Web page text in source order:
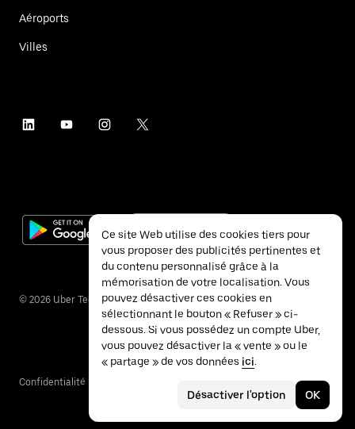
Aéroports
Villes
© 2026 Uber Technologies Inc.
Confidentialité
Ce site Web utilise des cookies tiers pour
vous proposer des publicités pertinentes et
du contenu personnalisé grâce à la
mémorisation de votre localisation. Vous
pouvez désactiver ces cookies en
sélectionnant le bouton « Refuser » ci-
dessous. Si vous possédez un compte Uber,
vous pouvez désactiver la « vente » ou le
« partage » de vos données ici.
Désactiver l'option OK